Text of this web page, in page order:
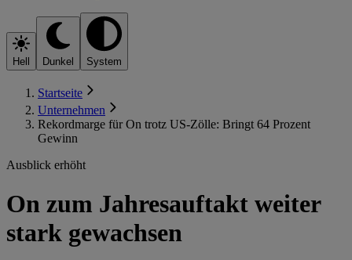
Hell Dunkel System
Startseite
Unternehmen
Rekordmarge für On trotz US-Zölle: Bringt 64 Prozent
Gewinn
Ausblick erhöht
On zum Jahresauftakt weiter
stark gewachsen